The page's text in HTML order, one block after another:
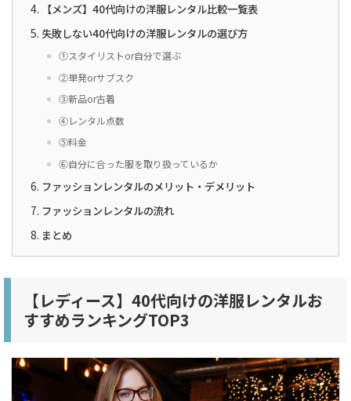
【メンズ】40代向けの洋服レンタル比較一覧表
失敗しない40代向けの洋服レンタルの選び方
①スタイリストor自分で選ぶ
②単発orサブスク
③新品or古着
④レンタル点数
⑤料金
⑥自分に合った服を取り扱っているか
ファッションレンタルのメリット・デメリット
ファッションレンタルの流れ
まとめ
【レディース】40代向けの洋服レンタルお
すすめランキングTOP3